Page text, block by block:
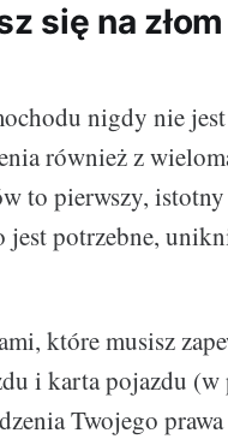
się na
nigdy nie
również z
to pierwszy,
jest potrzebne,
które musisz
i karta pojazdu (w
Twojego